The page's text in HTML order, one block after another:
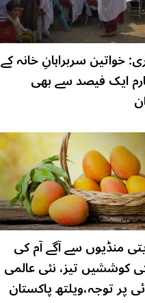
خواتین سربراہانِ خانہ کے
ایک فیصد سے بھی
منڈیوں سے آگے آم کی
کوششیں تیز، نئی عالمی
پر توجہ،ویلتھ پاکستان